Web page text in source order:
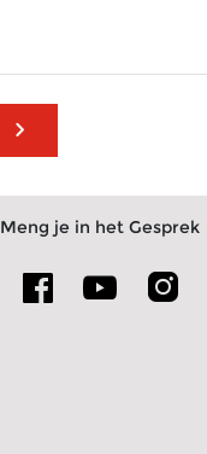
Meng je in het Gesprek